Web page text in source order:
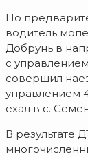
По
водитель
Добрунь в
с
совершил
управлением
ехал в с.
В результате